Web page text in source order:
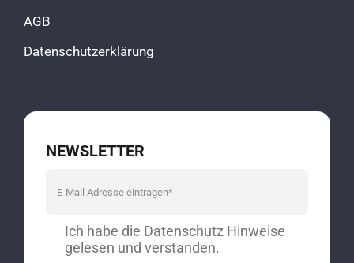
AGB
Datenschutzerklärung
NEWSLETTER
Ich habe die Datenschutz Hinweise
gelesen und verstanden.